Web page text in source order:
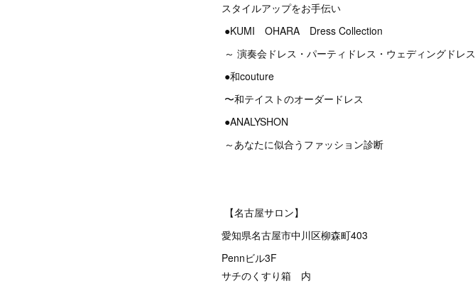
スタイルアップをお手伝い
●KUMI OHARA Dress Collection
～ 演奏会ドレス・パーティドレス・ウェディングドレス
●和couture
〜和テイストのオーダードレス
●ANALYSHON
～あなたに似合うファッション診断
【名古屋サロン】
愛知県名古屋市中川区柳森町403
Pennビル3F
サチのくすり箱 内